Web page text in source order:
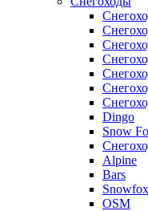
Dingo
Snow
Alpine
Bars
Snowfox
OSM